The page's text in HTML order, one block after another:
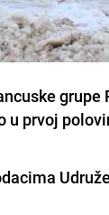
grupe
prvoj